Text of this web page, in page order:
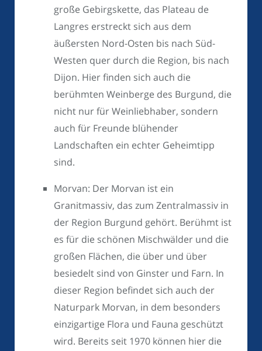
große Gebirgskette, das Plateau de
Langres erstreckt sich aus dem
äußersten Nord-Osten bis nach Süd-
Westen quer durch die Region, bis nach
Dijon. Hier finden sich auch die
berühmten Weinberge des Burgund, die
nicht nur für Weinliebhaber, sondern
auch für Freunde blühender
Landschaften ein echter Geheimtipp
sind.
Morvan: Der Morvan ist ein
Granitmassiv, das zum Zentralmassiv in
der Region Burgund gehört. Berühmt ist
es für die schönen Mischwälder und die
großen Flächen, die über und über
besiedelt sind von Ginster und Farn. In
dieser Region befindet sich auch der
Naturpark Morvan, in dem besonders
einzigartige Flora und Fauna geschützt
wird. Bereits seit 1970 können hier die